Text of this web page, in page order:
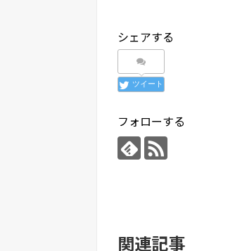
シェアする
ツイート
フォローする
関連記事